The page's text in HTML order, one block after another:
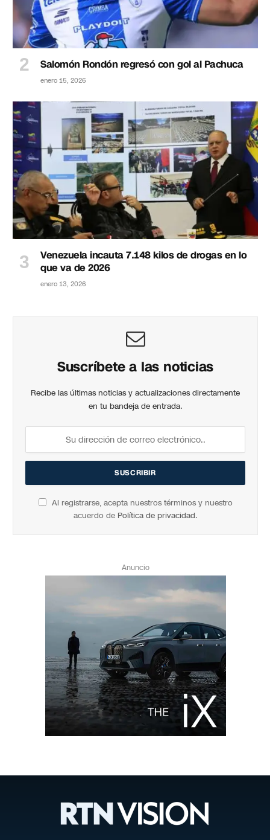
Salomón Rondón regresó con gol al Pachuca
enero 15, 2026
Venezuela incauta 7.148 kilos de drogas en lo
que va de 2026
enero 13, 2026
Suscríbete a las noticias
Recibe las últimas noticias y actualizaciones directamente
en tu bandeja de entrada.
Al registrarse, acepta nuestros términos y nuestro
acuerdo de Política de privacidad.
Anuncio